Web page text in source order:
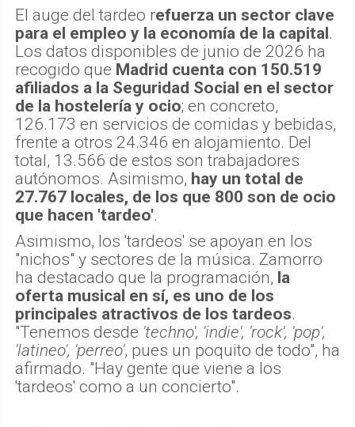
El auge del tardeo refuerza un sector clave
para el empleo y la economía de la capital.
Los datos disponibles de junio de 2026 ha
recogido que Madrid cuenta con 150.519
afiliados a la Seguridad Social en el sector
de la hostelería y ocio; en concreto,
126.173 en servicios de comidas y bebidas,
frente a otros 24.346 en alojamiento. Del
total, 13.566 de estos son trabajadores
autónomos. Asimismo, hay un total de
27.767 locales, de los que 800 son de ocio
que hacen 'tardeo'.
Asimismo, los 'tardeos' se apoyan en los
"nichos" y sectores de la música. Zamorro
ha destacado que la programación, la
oferta musical en sí, es uno de los
principales atractivos de los tardeos.
"Tenemos desde 'techno', 'indie', 'rock', 'pop',
'latineo', 'perreo', pues un poquito de todo", ha
afirmado. "Hay gente que viene a los
'tardeos' como a un concierto".